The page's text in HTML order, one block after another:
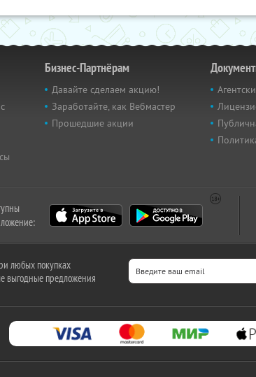
Бизнес-Партнёрам
Давайте сделаем акцию!
Заработайте, как Вебмастер
Прошедшие акции
любых покупках
выгодные предложения